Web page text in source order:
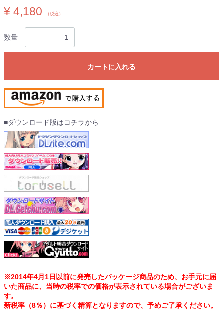
¥ 4,180 （税込）
数量
カートに入れる
■ダウンロード版はコチラから
※2014年4月1日以前に発売したパッケージ商品のため、お手元に届
いた商品に、当時の税率での価格が表示されている場合がございま
す。
新税率（8％）に基づく精算となりますので、予めご了承ください。